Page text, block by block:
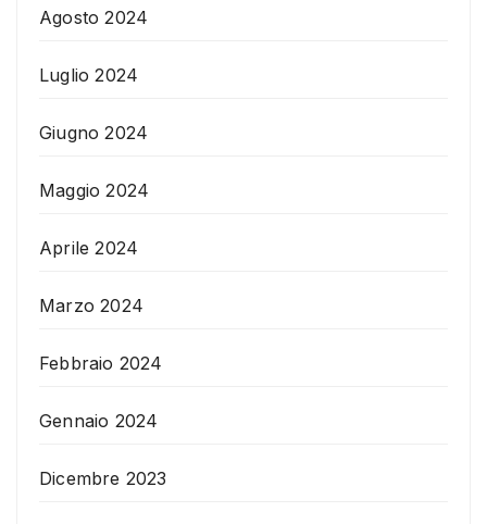
Agosto 2024
Luglio 2024
Giugno 2024
Maggio 2024
Aprile 2024
Marzo 2024
Febbraio 2024
Gennaio 2024
Dicembre 2023